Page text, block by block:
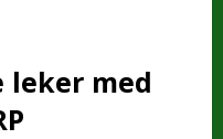
leker med